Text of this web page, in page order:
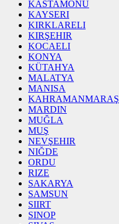
KASTAMONU
KAYSERI
KIRKLARELI
KIRŞEHIR
KOCAELI
KONYA
KÜTAHYA
MALATYA
MANISA
KAHRAMANMARAŞ
MARDIN
MUĞLA
MUŞ
NEVŞEHIR
NIĞDE
ORDU
RIZE
SAKARYA
SAMSUN
SIIRT
SINOP